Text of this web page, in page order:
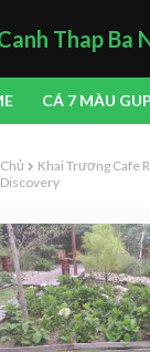
Thap Ba
CÁ 7 MÀU
Khai Trương Cafe